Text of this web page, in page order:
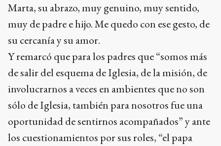
Marta, su abrazo, muy genuino, muy sentido,
muy de padre e hijo. Me quedo con ese gesto, de
su cercanía y su amor.
Y remarcó que para los padres que “somos más
de salir del esquema de Iglesia, de la misión, de
involucrarnos a veces en ambientes que no son
sólo de Iglesia, también para nosotros fue una
oportunidad de sentirnos acompañados” y ante
los cuestionamientos por sus roles, “el papa